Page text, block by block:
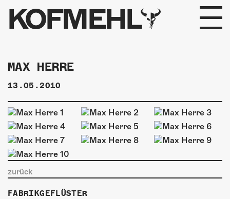
KOFMEHL
PROGRAMM
FABRIKGEFLÜSTER
GALERIE
FOTOGALERIE
PHOTOMAT
INFOS
MAX HERRE
13.05.2010
zurück
FABRIKGEFLÜSTER